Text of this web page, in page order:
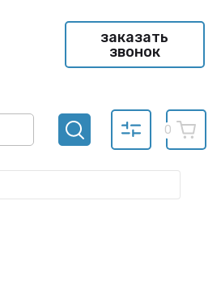
заказать
звонок
0